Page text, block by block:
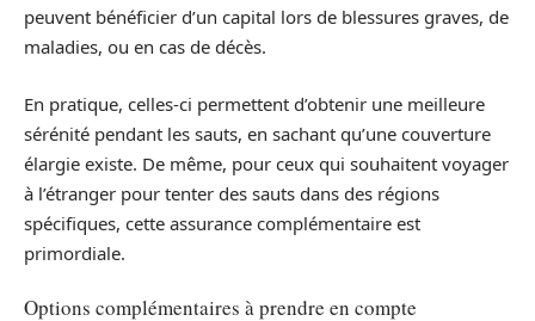
peuvent bénéficier d’un capital lors de blessures graves, de
maladies, ou en cas de décès.
En pratique, celles-ci permettent d’obtenir une meilleure
sérénité pendant les sauts, en sachant qu’une couverture
élargie existe. De même, pour ceux qui souhaitent voyager
à l’étranger pour tenter des sauts dans des régions
spécifiques, cette assurance complémentaire est
primordiale.
Options complémentaires à prendre en compte